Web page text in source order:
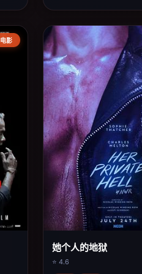
电影
她个人的地狱
⭐ 4.6